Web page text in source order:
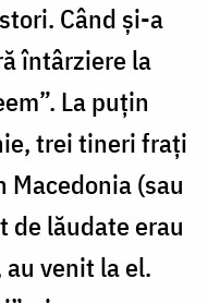
Când și-a
întârziere la
La puțin
trei tineri frați
(sau
de lăudate erau
venit la el.